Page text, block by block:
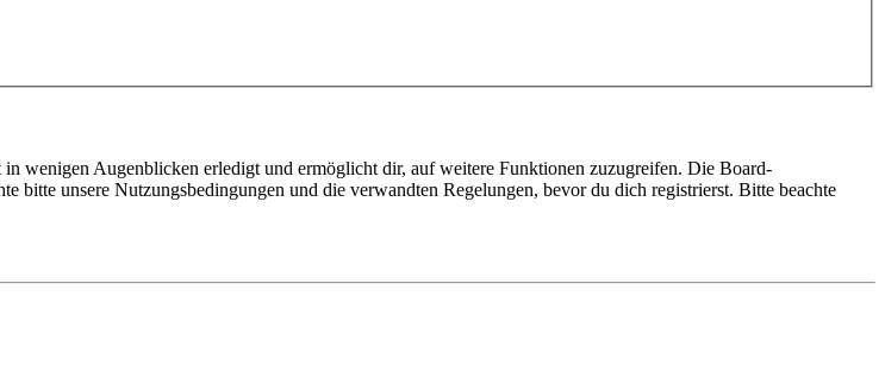
wenigen Augenblicken erledigt und ermöglicht dir, auf weitere Funktionen zuzugreifen. Die Board-
bitte unsere Nutzungsbedingungen und die verwandten Regelungen, bevor du dich registrierst. Bitte beachte